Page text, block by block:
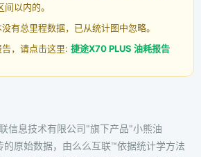
以内的。
有总里程数据，已从统计图中忽略。
，请点击这里: 捷途X70 PLUS 油耗报告
信息技术有限公司"旗下产品"小熊油
原始数据，由么么互联™依据统计学方法